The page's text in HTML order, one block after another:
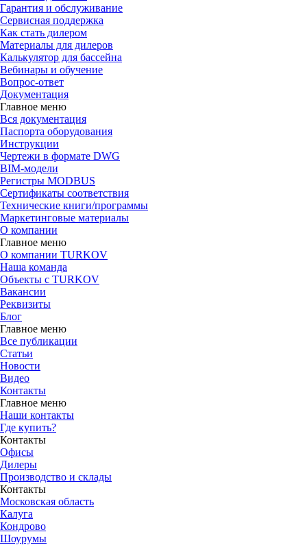
Гарантия и обслуживание
Сервисная поддержка
Как стать дилером
Материалы для дилеров
Калькулятор для бассейна
Вебинары и обучение
Вопрос-ответ
Документация
Главное меню
Вся документация
Паспорта оборудования
Инструкции
Чертежи в формате DWG
BIM-модели
Регистры MODBUS
Сертификаты соответствия
Технические книги/программы
Маркетинговые материалы
О компании
Главное меню
О компании TURKOV
Наша команда
Объекты с TURKOV
Вакансии
Реквизиты
Блог
Главное меню
Все публикации
Статьи
Новости
Видео
Контакты
Главное меню
Наши контакты
Где купить?
Контакты
Офисы
Дилеры
Производство и склады
Контакты
Московская область
Калуга
Кондрово
Шоурумы